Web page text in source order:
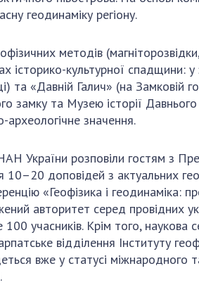
геодинаміку регіону.
методів
культурної спадщини:
та «Давній Галич» (на Замковій
замку та Музею історії
археологічне значення.
України розповіли гостям з
доповідей з актуальних
«Геофізика і геодинаміка:
авторитет серед провідних
учасників. Крім того, наукова
відділення Інституту
вже у статусі міжнародного